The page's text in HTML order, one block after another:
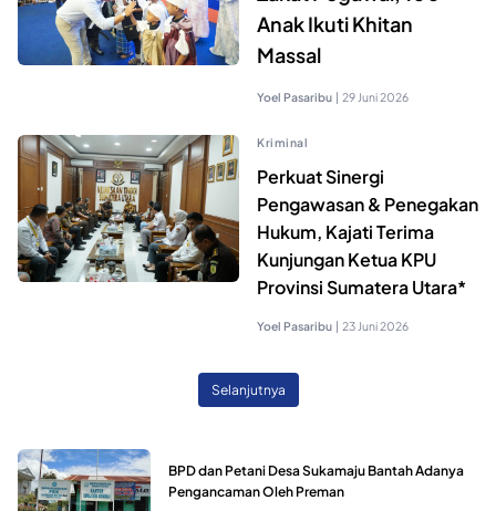
Anak Ikuti Khitan
Massal
Yoel Pasaribu | 29 Juni 2026
Kriminal
Perkuat Sinergi
Pengawasan & Penegakan
Hukum, Kajati Terima
Kunjungan Ketua KPU
Provinsi Sumatera Utara*
Yoel Pasaribu | 23 Juni 2026
Selanjutnya
BPD dan Petani Desa Sukamaju Bantah Adanya
Pengancaman Oleh Preman